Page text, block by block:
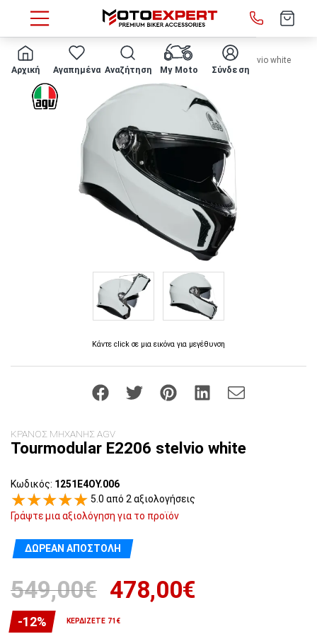
Αρχική Αγαπημένα Αναζήτηση My Moto Σύνδεση
HOME ΚΡΑΝΟΣ ΜΗΧΑΝΗΣ AGV - Tourmodular E2206 stelvio white
Κάντε click σε μια εικόνα για μεγέθυνση
ΚΡΑΝΟΣ ΜΗΧΑΝΗΣ AGV
Tourmodular E2206 stelvio white
Κωδικός: 1251E4OY.006
5.0 από 2 αξιολογήσεις
Γράψτε μια αξιολόγηση για το προϊόν
ΔΩΡΕΆΝ ΑΠΟΣΤΟΛΉ
549,00€ 478,00€
-12% ΚΕΡΔΊΖΕΤΕ 71€